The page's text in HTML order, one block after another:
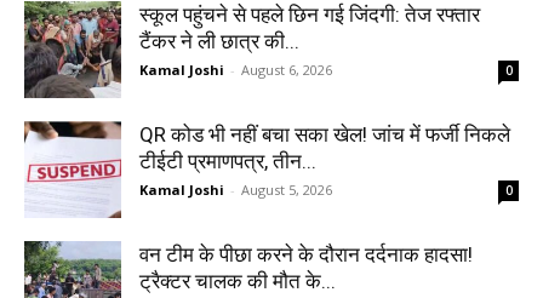
स्कूल पहुंचने से पहले छिन गई जिंदगी: तेज रफ्तार
टैंकर ने ली छात्र की...
Kamal Joshi - August 6, 2026 0
QR कोड भी नहीं बचा सका खेल! जांच में फर्जी निकले
टीईटी प्रमाणपत्र, तीन...
Kamal Joshi - August 5, 2026 0
वन टीम के पीछा करने के दौरान दर्दनाक हादसा!
ट्रैक्टर चालक की मौत के...